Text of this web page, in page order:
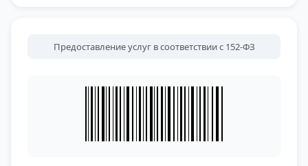
Предоставление услуг в соответствии с 152-ФЗ